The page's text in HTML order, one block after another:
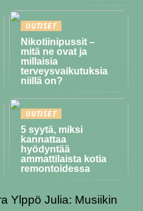
UUTISET
Nikotiinipussit –
mitä ne ovat ja
millaisia
terveysvaikutuksia
niillä on?
UUTISET
5 syytä, miksi
kannattaa
hyödyntää
ammattilaista kotia
remontoidessa
Ylppö Julia: Musiikin